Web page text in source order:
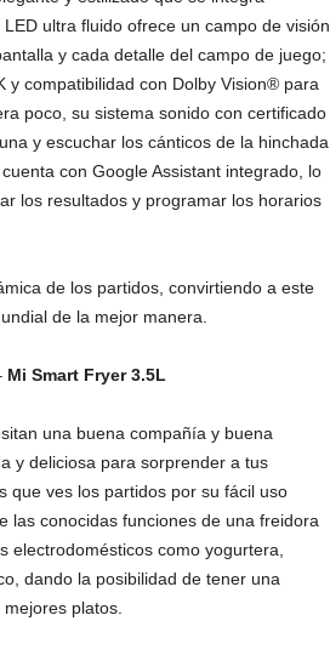
ultra fluido ofrece un campo de visión
y cada detalle del campo de juego;
y compatibilidad con Dolby Vision® para
poco, su sistema sonido con certificado
y escuchar los cánticos de la hinchada
con Google Assistant integrado, lo
los resultados y programar los horarios
de los partidos, convirtiendo a este
de la mejor manera.
Mi Smart Fryer 3.5L
una buena compañía y buena
y deliciosa para sorprender a tus
que ves los partidos por su fácil uso
las conocidas funciones de una freidora
electrodomésticos como yogurtera,
dando la posibilidad de tener una
platos.